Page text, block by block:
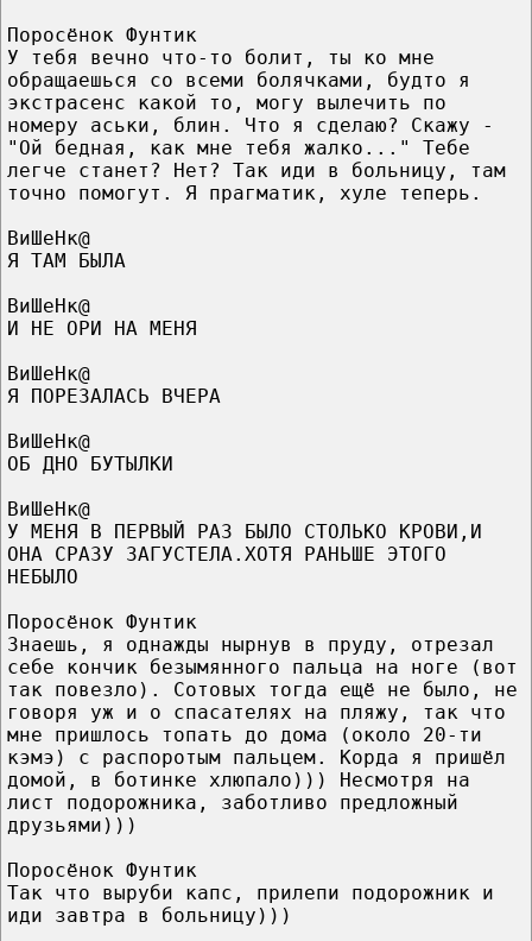
Поросёнок Фунтик
У тебя вечно что-то болит, ты ко мне
обращаешься со всеми болячками, будто я
экстрасенс какой то, могу вылечить по
номеру аськи, блин. Что я сделаю? Скажу -
"Ой бедная, как мне тебя жалко..." Тебе
легче станет? Нет? Так иди в больницу, там
точно помогут. Я прагматик, хуле теперь.
ВиШеНк@
Я ТАМ БЫЛА
ВиШеНк@
И НЕ ОРИ НА МЕНЯ
ВиШеНк@
Я ПОРЕЗАЛАСЬ ВЧЕРА
ВиШеНк@
ОБ ДНО БУТЫЛКИ
ВиШеНк@
У МЕНЯ В ПЕРВЫЙ РАЗ БЫЛО СТОЛЬКО КРОВИ,И
ОНА СРАЗУ ЗАГУСТЕЛА.ХОТЯ РАНЬШЕ ЭТОГО
НЕБЫЛО
Поросёнок Фунтик
Знаешь, я однажды нырнув в пруду, отрезал
себе кончик безымянного пальца на ноге (вот
так повезло). Сотовых тогда ещё не было, не
говоря уж и о спасателях на пляжу, так что
мне пришлось топать до дома (около 20-ти
кэмэ) с распоротым пальцем. Корда я пришёл
домой, в ботинке хлюпало))) Несмотря на
лист подорожника, заботливо предложный
друзьями)))
Поросёнок Фунтик
Так что выруби капс, прилепи подорожник и
иди завтра в больницу)))